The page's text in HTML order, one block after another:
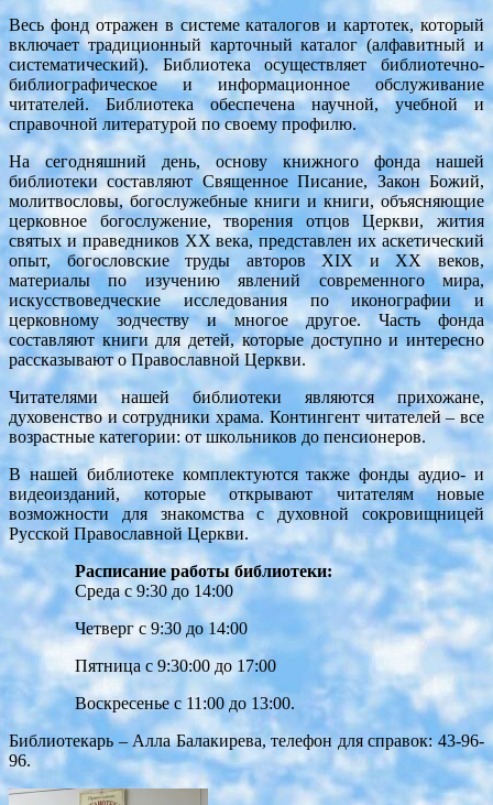
Весь фонд отражен в системе каталогов и картотек, который
включает традиционный карточный каталог (алфавитный и
систематический). Библиотека осуществляет библиотечно-
библиографическое и информационное обслуживание
читателей. Библиотека обеспечена научной, учебной и
справочной литературой по своему профилю.
На сегодняшний день, основу книжного фонда нашей
библиотеки составляют Священное Писание, Закон Божий,
молитвословы, богослужебные книги и книги, объясняющие
церковное богослужение, творения отцов Церкви, жития
святых и праведников ХХ века, представлен их аскетический
опыт, богословские труды авторов XIX и ХХ веков,
материалы по изучению явлений современного мира,
искусствоведческие исследования по иконографии и
церковному зодчеству и многое другое. Часть фонда
составляют книги для детей, которые доступно и интересно
рассказывают о Православной Церкви.
Читателями нашей библиотеки являются прихожане,
духовенство и сотрудники храма. Контингент читателей – все
возрастные категории: от школьников до пенсионеров.
В нашей библиотеке комплектуются также фонды аудио- и
видеоизданий, которые открывают читателям новые
возможности для знакомства с духовной сокровищницей
Русской Православной Церкви.
Расписание работы библиотеки:
Среда с 9:30 до 14:00
Четверг с 9:30 до 14:00
Пятница с 9:30:00 до 17:00
Воскресенье с 11:00 до 13:00.
Библиотекарь – Алла Балакирева, телефон для справок: 43-96-
96.